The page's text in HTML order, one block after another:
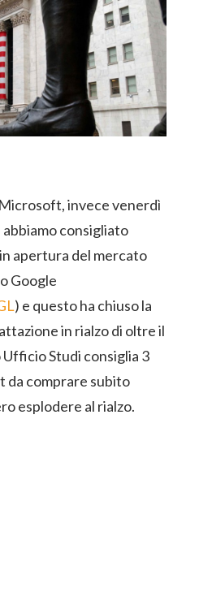
invece venerdì
abbiamo consigliato
apertura del mercato
Google
) e questo ha chiuso la
in rialzo di oltre il
Ufficio Studi consiglia 3
da comprare subito
esplodere al rialzo.